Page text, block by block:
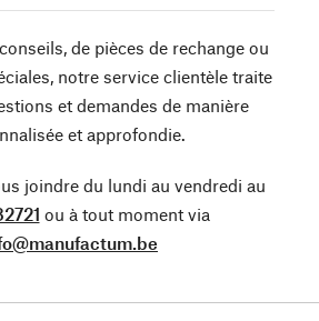
de pièces de rechange ou
notre service clientèle traite
et demandes de manière
et approfondie.
joindre du lundi au vendredi au
ou à tout moment via